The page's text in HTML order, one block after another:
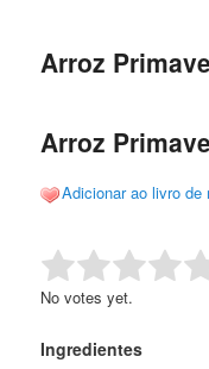
conteúdo
conteúdo
Arroz
Arroz
Adicionar ao livro de
Rate this item:
No votes yet.
Ingredientes